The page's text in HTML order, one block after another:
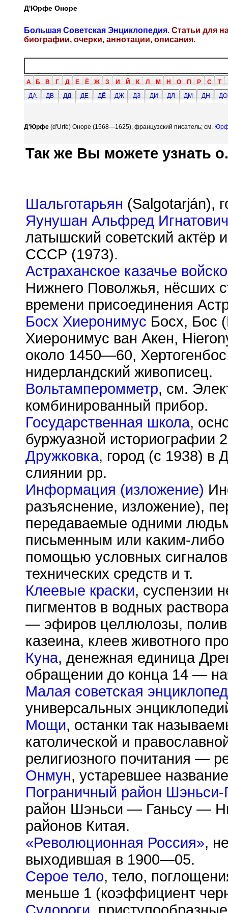
Д'Юрфе Оноре
Большая Советская Энциклопедия. Статьи для
биографии, очерки, аннотации, описания.
А Б В Г Д Е Ё Ж З И Й К Л М Н О П Р С Т
ДА
ДВ ДД ДЕ ДЁ ДЖ ДЗ ДИ ДЛ ДМ ДН ДО
Д'Юрфе (d'Urfé) Оноре (1568—1625), французский писатель; см.
Так же Вы можете узнать
Шальготарьян (Salgotarján),
Яунушан Альфред Игнатович
латышский советский актёр
СССР (1973).
Астраханское казачье войско
Нижнего Поволжья, нёсших
времени присоединения
Босх Хиеронимус Босх, Бос
Хиеронимус ван Акен,
около 1450—60,
нидерландский живописец.
Вольтамперомметр, см.
комбинированный прибор.
Государственная школа,
буржуазной историографии
Дружковка, город (с 1938) в
слиянии рр.
Информация (изложение)
разъяснение, изложение),
передаваемые одними
письменным или каким-
помощью условных
технических средств и т.
Клеевые краски, суспензии
пигментов в водных
— эфиров целлюлозы,
казеина, клеев животного
Куна, денежная единица
обращении до конца 14 —
Малая советская
универсальных
Мощи, останки так
католической и
религиозного почитания —
Онмун, устаревшее
Пограничный район Шэньси-
район Шэньси — Ганьсу —
районов Китая.
«Революционная Россия»,
выходившая в 1900—05.
Серое тело, тело,
меньше 1 (коэффициент